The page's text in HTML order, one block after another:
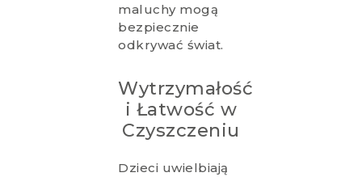
maluchy mogą
bezpiecznie
odkrywać świat.
Wytrzymałość
i Łatwość w
Czyszczeniu
Dzieci uwielbiają